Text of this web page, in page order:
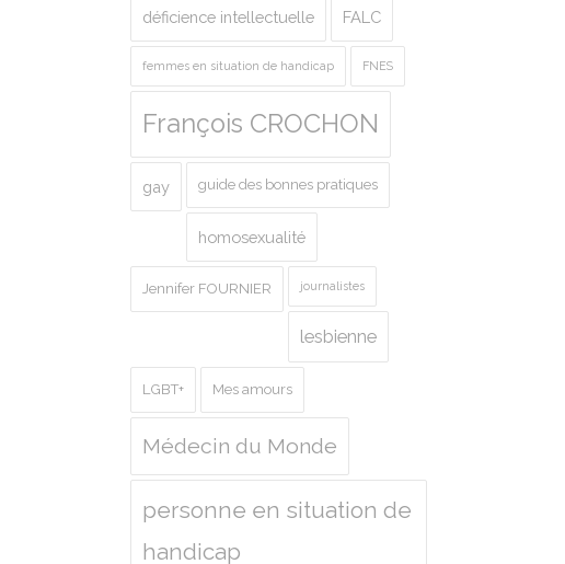
déficience intellectuelle FALC
femmes en situation de handicap FNES
François CROCHON
gay guide des bonnes pratiques
homosexualité
Jennifer FOURNIER journalistes
lesbienne
LGBT+ Mes amours
Médecin du Monde
personne en situation de
handicap